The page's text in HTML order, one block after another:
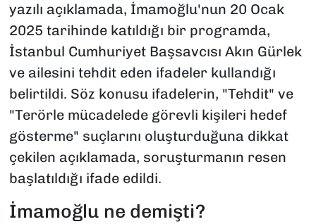
yazılı açıklamada, İmamoğlu'nun 20 Ocak
2025 tarihinde katıldığı bir programda,
İstanbul Cumhuriyet Başsavcısı Akın Gürlek
ve ailesini tehdit eden ifadeler kullandığı
belirtildi. Söz konusu ifadelerin, "Tehdit" ve
"Terörle mücadelede görevli kişileri hedef
gösterme" suçlarını oluşturduğuna dikkat
çekilen açıklamada, soruşturmanın resen
başlatıldığı ifade edildi.
İmamoğlu ne demişti?